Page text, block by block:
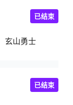
玄山勇士
已结束
已结束